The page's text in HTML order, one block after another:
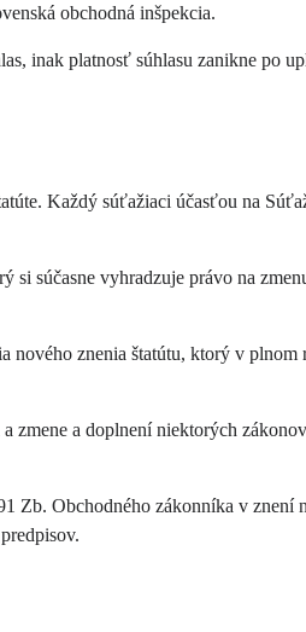
obchodná inšpekcia.
inak platnosť súhlasu zanikne po
Každý súťažiaci účasťou na
súčasne vyhradzuje právo na
znenia štatútu, ktorý v plnom
zmene a doplnení niektorých
Zb. Obchodného zákonníka v znení